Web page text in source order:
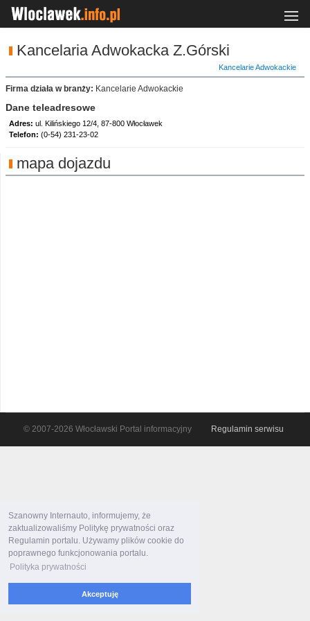
Szanowny Internauto, informujemy, że
zaktualizowaliśmy Politykę prywatności oraz
Regulamin portalu. Używamy plików cookie do
poprawnego funkcjonowania portalu.
Polityka prywatności
Akceptuję
Kancelaria Adwokacka Z.Górski
Kancelarie Adwokackie
Firma działa w branży: Kancelarie Adwokackie
Dane teleadresowe
Adres: ul. Kilińskiego 12/4, 87-800 Włocławek
Telefon: (0-54) 231-23-02
mapa dojazdu
© 2007-2026 Włocławski Portal informacyjny Regulamin serwisu